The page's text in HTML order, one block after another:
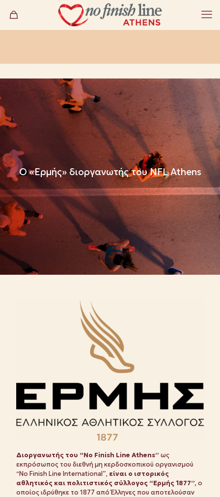
Ο «Ερμής» διοργανωτής του NFL Athens
Διοργανωτής του “No Finish Line Athens” ως
εκπρόσωπος του διεθνή μη κερδοσκοπικού οργανισμού
“No Finish Line International”, είναι ο ιστορικός
αθλητικός και πολιτιστικός σύλλογος “Ερμής 1877”, ο
οποίος ιδρύθηκε το 1877 από Έλληνες που αποτελούσαν